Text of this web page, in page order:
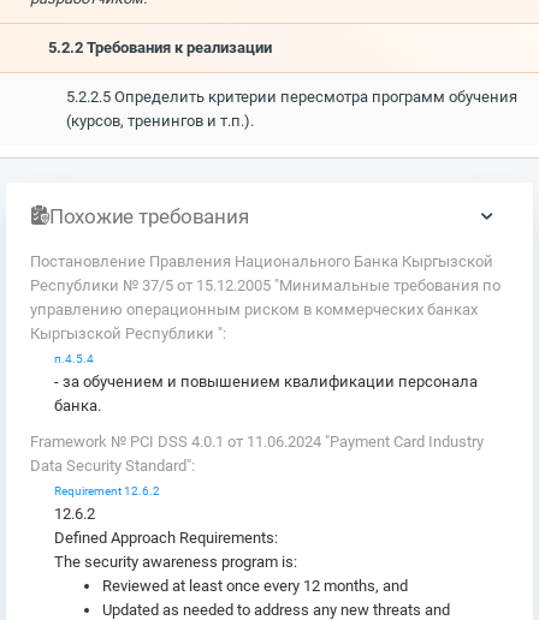
5.2.2 Требования к реализации
5.2.2.5 Определить критерии пересмотра программ обучения
(курсов, тренингов и т.п.).
Похожие требования
Постановление Правления Национального Банка Кыргызской
Республики № 37/5 от 15.12.2005 "Минимальные требования по
управлению операционным риском в коммерческих банках
Кыргызской Республики ":
п.4.5.4
- за обучением и повышением квалификации персонала
банка.
Framework № PCI DSS 4.0.1 от 11.06.2024 "Payment Card Industry
Data Security Standard":
Requirement 12.6.2
12.6.2
Defined Approach Requirements:
The security awareness program is:
Reviewed at least once every 12 months, and
Updated as needed to address any new threats and